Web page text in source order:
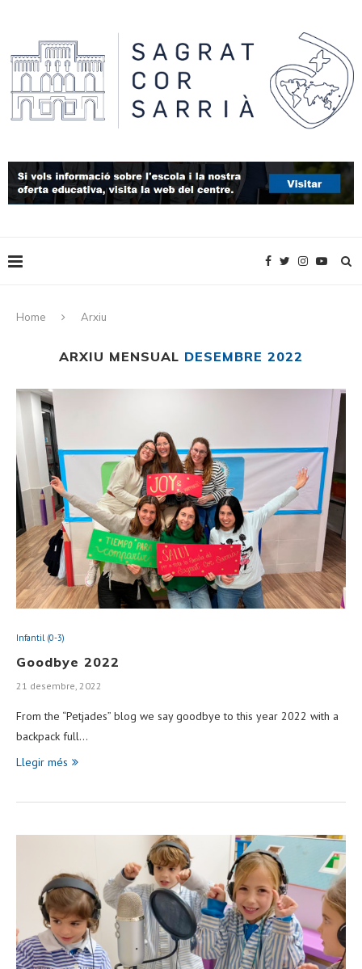
Home Arxiu
ARXIU MENSUAL DESEMBRE 2022
Infantil (0-3)
Goodbye 2022
21 desembre, 2022
From the “Petjades” blog we say goodbye to this year 2022 with a
backpack full…
Llegir més